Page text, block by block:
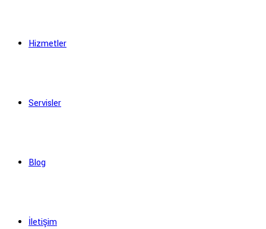
Hizmetler
Servisler
Blog
İletişim